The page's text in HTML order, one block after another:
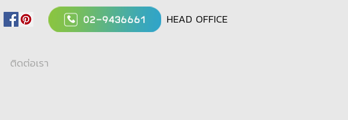
ติดต่อเรา
HEAD OFFICE